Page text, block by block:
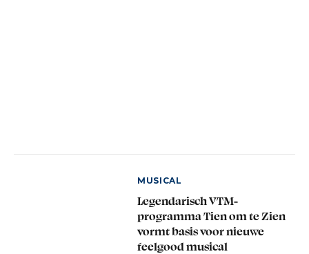
MUSICAL
Legendarisch VTM-
programma Tien om te Zien
vormt basis voor nieuwe
feelgood musical